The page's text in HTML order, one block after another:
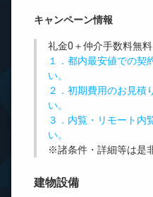
キャンペーン情報
礼金0 ＋仲介手数料無料
１．都内最安値での契
い。
２．初期費用のお見積
い。
３．内覧・リモート内
い。
※諸条件・詳細等は是
建物設備